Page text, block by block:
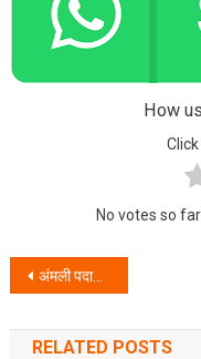
How
No votes so
Post
अंमली पदार्थ विरोधी कक्षाची कारवाई-मिरारोड येथे अंमली पदार्थ विकणाऱ्या आरोपींस अटक .
RELATED POSTS